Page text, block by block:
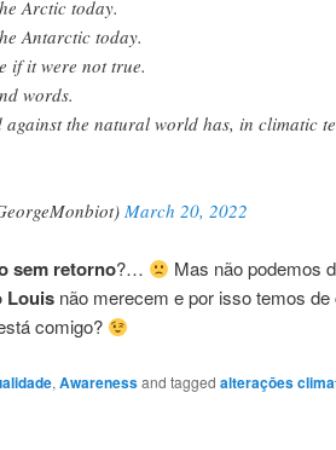
Arctic today.
Antarctic today.
if it were not true.
words.
against the natural world has, in climatic
March 20, 2022
sem retorno?… Mas não podemos
Louisnão merecem e por isso temos de
comigo?
, Awarenessand tagged alteraçōes